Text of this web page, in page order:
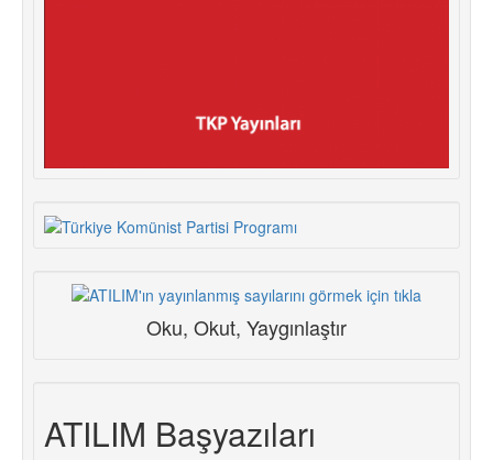
Oku, Okut, Yaygınlaştır
ATILIM Başyazıları